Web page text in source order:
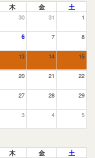
木 金 土
30 31 1
6 7 8
13 14 15
20 21 22
27 28 29
3 4 5
木 金 土